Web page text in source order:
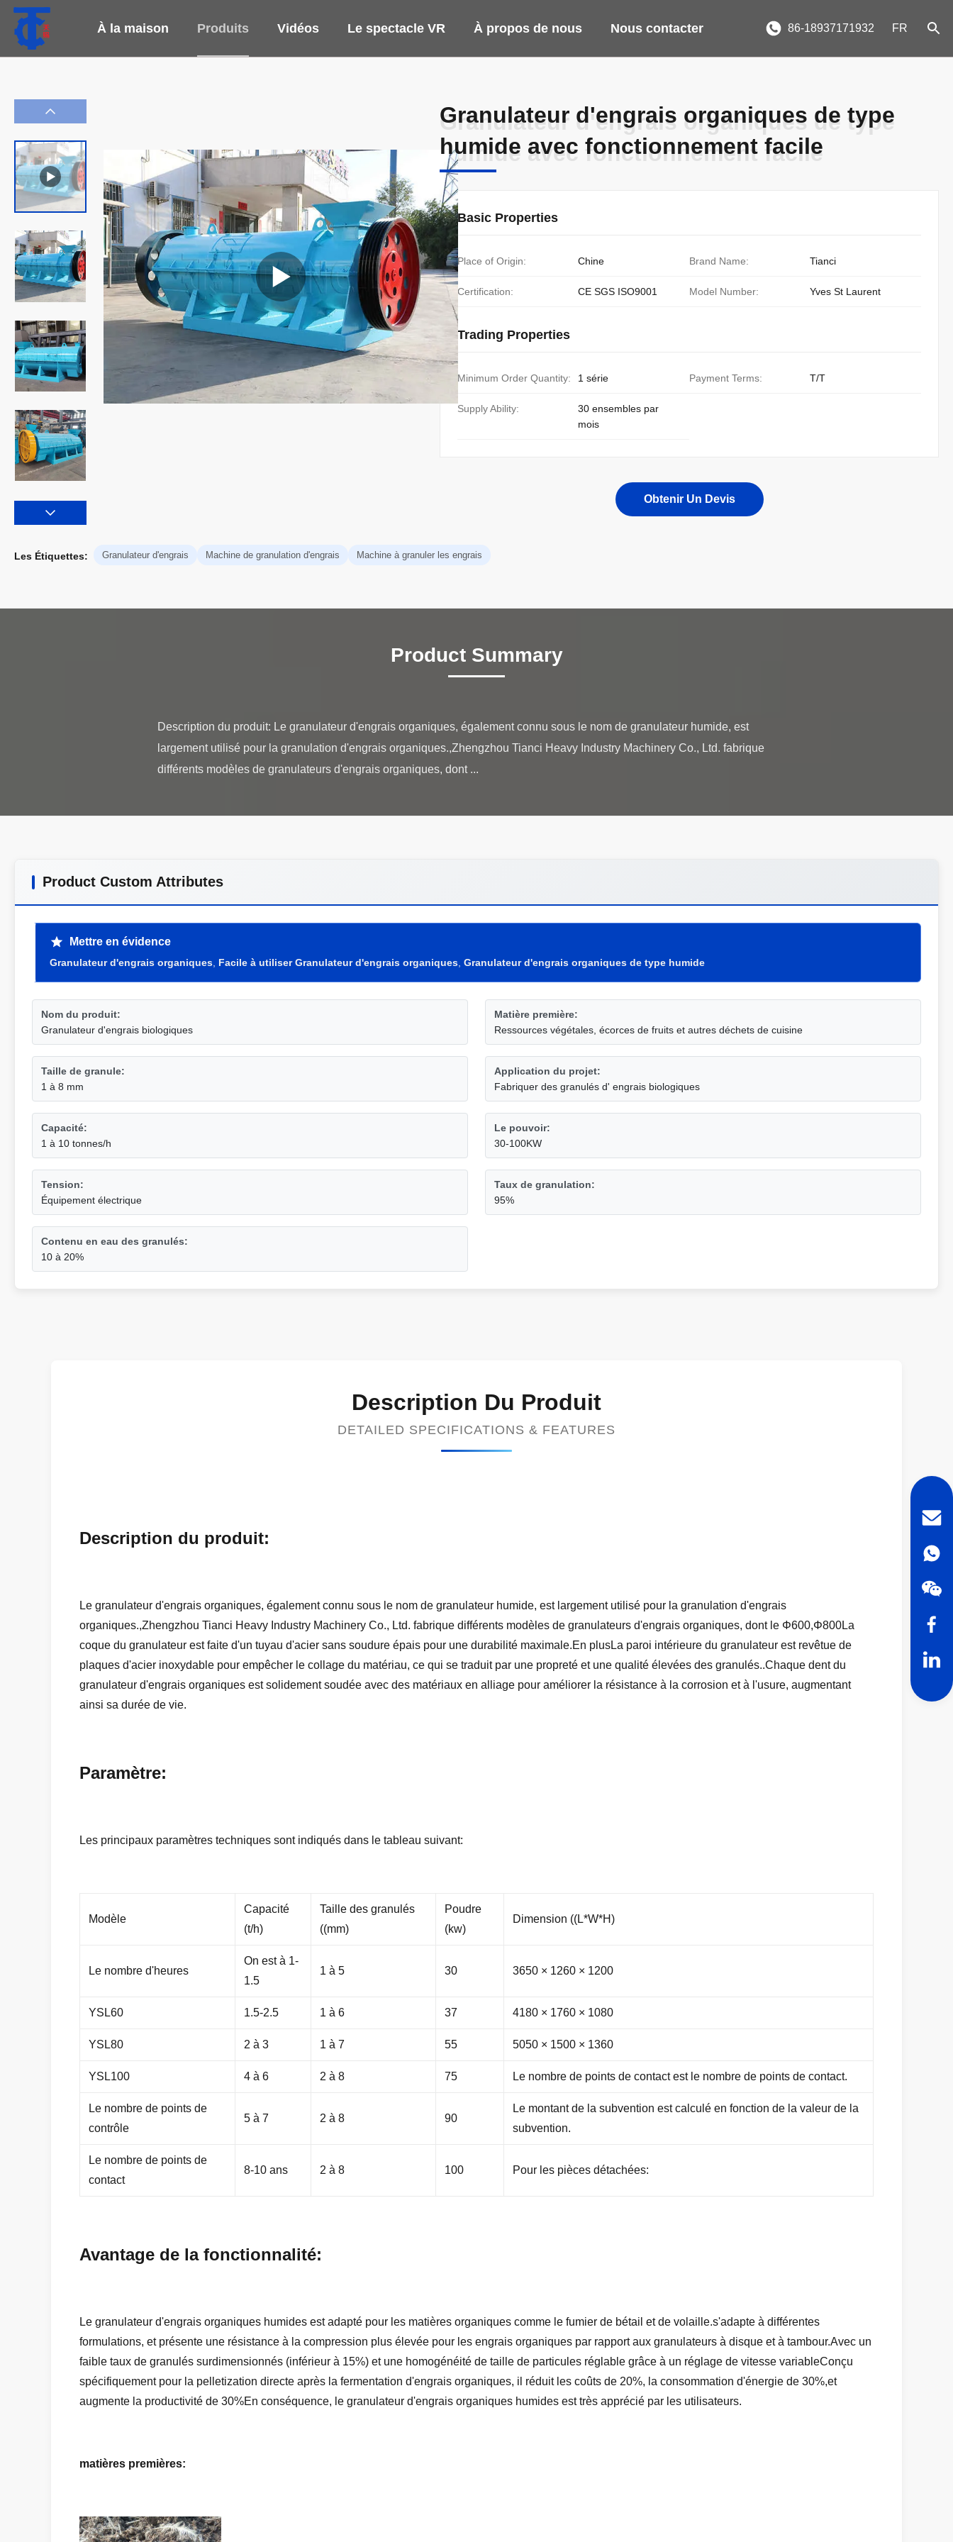
À la maison Produits Vidéos Le spectacle VR À propos de nous Nous contacter 86-18937171932 FR
Granulateur d'engrais organiques de type
humide avec fonctionnement facile
Granulateur d'engrais organiques de type
humide avec fonctionnement facile
Basic Properties
Place of Origin: Chine Brand Name: Tianci
Certification: CE SGS ISO9001 Model Number: Yves St Laurent
Trading Properties
Minimum Order Quantity: 1 série Payment Terms: T/T
Supply Ability:
30 ensembles par
mois
Obtenir Un Devis
Les Étiquettes: Granulateur d'engrais Machine de granulation d'engrais Machine à granuler les engrais
Product Summary
Description du produit: Le granulateur d'engrais organiques, également connu sous le nom de granulateur humide, est
largement utilisé pour la granulation d'engrais organiques.,Zhengzhou Tianci Heavy Industry Machinery Co., Ltd. fabrique
Product Custom Attributes
Mettre en évidence
Granulateur d'engrais organiques Facile à utiliser Granulateur d'engrais organiques Granulateur d'engrais organiques de type humide
Nom du produit:
Granulateur d'engrais biologiques
Matière première:
Ressources végétales, écorces de fruits et autres déchets de cuisine
Taille de granule:
1 à 8 mm
Application du projet:
Fabriquer des granulés d' engrais biologiques
Capacité:
1 à 10 tonnes/h
Le pouvoir:
30-100KW
Tension:
Équipement électrique
Taux de granulation:
95%
Contenu en eau des granulés:
10 à 20%
Description Du Produit
DETAILED SPECIFICATIONS & FEATURES
Description du produit:
Le granulateur d'engrais organiques, également connu sous le nom de granulateur humide, est largement utilisé pour la granulation d'engrais
organiques.,Zhengzhou Tianci Heavy Industry Machinery Co., Ltd. fabrique différents modèles de granulateurs d'engrais organiques, dont le Φ600,Φ800La
coque du granulateur est faite d'un tuyau d'acier sans soudure épais pour une durabilité maximale.En plusLa paroi intérieure du granulateur est revêtue de
plaques d'acier inoxydable pour empêcher le collage du matériau, ce qui se traduit par une propreté et une qualité élevées des granulés..Chaque dent du
granulateur d'engrais organiques est solidement soudée avec des matériaux en alliage pour améliorer la résistance à la corrosion et à l'usure, augmentant
ainsi sa durée de vie.
Paramètre:
Les principaux paramètres techniques sont indiqués dans le tableau suivant:
Modèle
Capacité
(t/h)
Taille des granulés
((mm)
Poudre
(kw)
Dimension ((L*W*H)
Le nombre d'heures
On est à 1-
1.5
1 à 5 30 3650 × 1260 × 1200
YSL60 1.5-2.5 1 à 6 37 4180 × 1760 × 1080
YSL80 2 à 3 1 à 7 55 5050 × 1500 × 1360
YSL100 4 à 6 2 à 8 75 Le nombre de points de contact est le nombre de points de contact.
Le nombre de points de
contrôle
5 à 7 2 à 8 90
Le montant de la subvention est calculé en fonction de la valeur de la
subvention.
Le nombre de points de
contact
8-10 ans 2 à 8 100 Pour les pièces détachées:
Avantage de la fonctionnalité:
Le granulateur d'engrais organiques humides est adapté pour les matières organiques comme le fumier de bétail et de volaille.s'adapte à différentes
formulations, et présente une résistance à la compression plus élevée pour les engrais organiques par rapport aux granulateurs à disque et à tambour.Avec un
faible taux de granulés surdimensionnés (inférieur à 15%) et une homogénéité de taille de particules réglable grâce à un réglage de vitesse variableConçu
spécifiquement pour la pelletization directe après la fermentation d'engrais organiques, il réduit les coûts de 20%, la consommation d'énergie de 30%,et
augmente la productivité de 30%En conséquence, le granulateur d'engrais organiques humides est très apprécié par les utilisateurs.
matières premières: